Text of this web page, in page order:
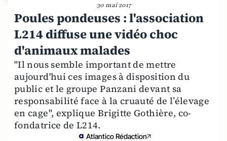
30 mai 2017
Poules pondeuses : l'association
L214 diffuse une vidéo choc
d'animaux malades
"Il nous semble important de mettre
aujourd'hui ces images à disposition du
public et le groupe Panzani devant sa
responsabilité face à la cruauté de l’élevage
en cage", explique Brigitte Gothière, co-
fondatrice de L214.
Atlantico Rédaction